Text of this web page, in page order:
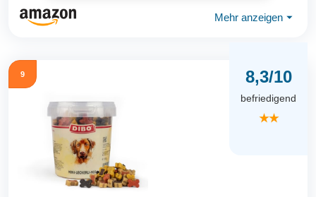
Mehr anzeigen ⏷
9 8,3/10
befriedigend
★★